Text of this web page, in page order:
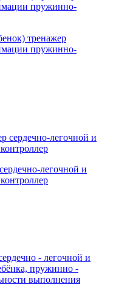
тренажер
пружинно-
легочной и